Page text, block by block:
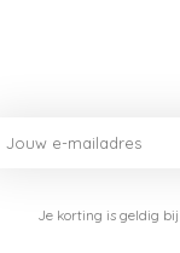
Je korting is geldig